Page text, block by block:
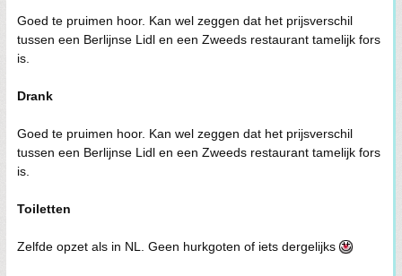
Goed te pruimen hoor. Kan wel zeggen dat het prijsverschil
tussen een Berlijnse Lidl en een Zweeds restaurant tamelijk fors
is.
Drank
Goed te pruimen hoor. Kan wel zeggen dat het prijsverschil
tussen een Berlijnse Lidl en een Zweeds restaurant tamelijk fors
is.
Toiletten
Zelfde opzet als in NL. Geen hurkgoten of iets dergelijks